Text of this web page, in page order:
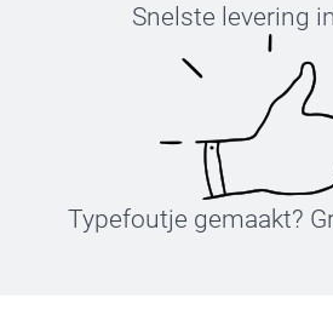
Snelste levering
Typefoutje gemaakt?